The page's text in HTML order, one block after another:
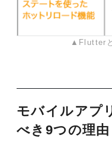
▲Flutter
モバイルアプ
べき9つの理由